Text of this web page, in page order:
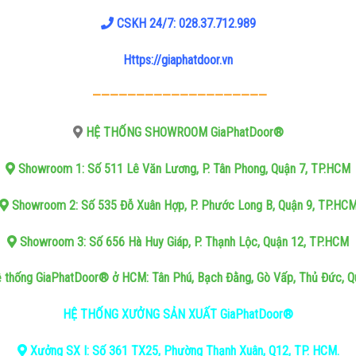
CSKH 24/7: 028.37.712.989
Https://giaphatdoor.vn
————————————————————
HỆ THỐNG SHOWROOM GiaPhatDoor®
Showroom 1: Số 511 Lê Văn Lương, P. Tân Phong, Quận 7, TP.HCM
Showroom 2: Số 535 Đỗ Xuân Hợp, P. Phước Long B, Quận 9, TP.HCM
Showroom 3: Số 656 Hà Huy Giáp, P. Thạnh Lộc, Quận 12, TP.HCM
GiaPhatDoor® ở HCM: Tân Phú, Bạch Đằng, Gò Vấp, Thủ Đức,
HỆ THỐNG XƯỞNG SẢN XUẤT GiaPhatDoor®
Xưởng SX I: Số 361 TX25, Phường Thạnh Xuân, Q12, TP. HCM.